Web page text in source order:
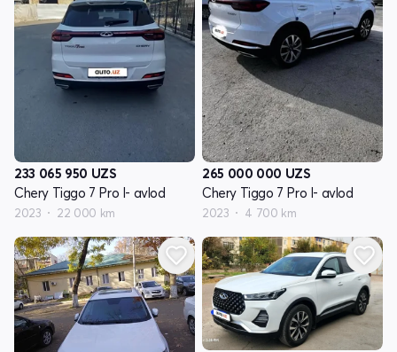
233 065 950 UZS
Chery Tiggo 7 Pro I- avlod
2023 22 000 km
265 000 000 UZS
Chery Tiggo 7 Pro I- avlod
2023 4 700 km